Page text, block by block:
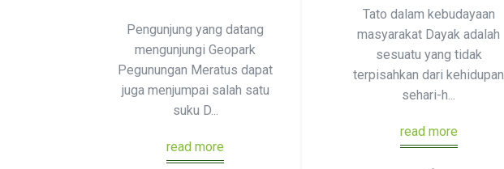
Pengunjung yang datang
mengunjungi Geopark
Pegunungan Meratus dapat
juga menjumpai salah satu
suku D...
read more
Tato dalam kebudayaan
masyarakat Dayak adalah
sesuatu yang tidak
terpisahkan dari kehidupan
sehari-h...
read more